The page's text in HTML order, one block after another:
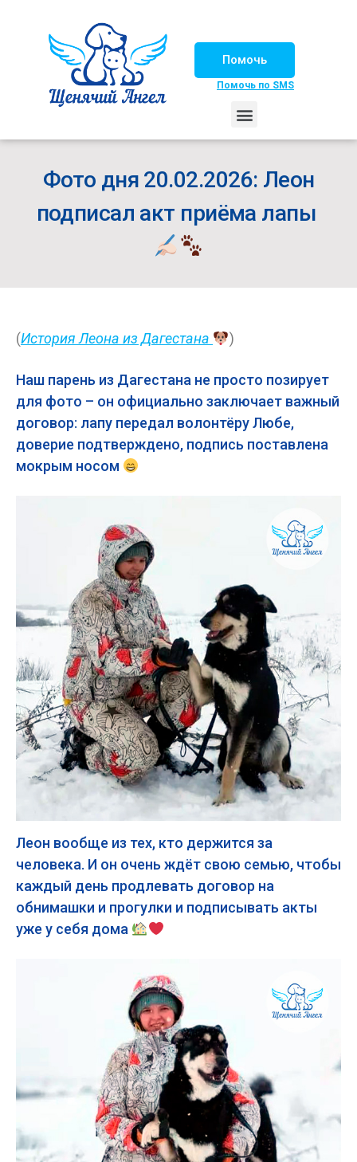
Помочь
Помочь по SMS
Фото дня 20.02.2026: Леон
подписал акт приёма лапы
(История Леона из Дагестана )
Наш парень из Дагестана не просто позирует
для фото – он официально заключает важный
договор: лапу передал волонтёру Любе,
доверие подтверждено, подпись поставлена
мокрым носом
Леон вообще из тех, кто держится за
человека. И он очень ждёт свою семью, чтобы
каждый день продлевать договор на
обнимашки и прогулки и подписывать акты
уже у себя дома